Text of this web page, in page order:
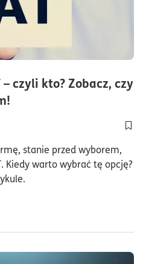
czyli kto? Zobacz, czy
stanie przed wyborem,
Kiedy warto wybrać tę opcję?